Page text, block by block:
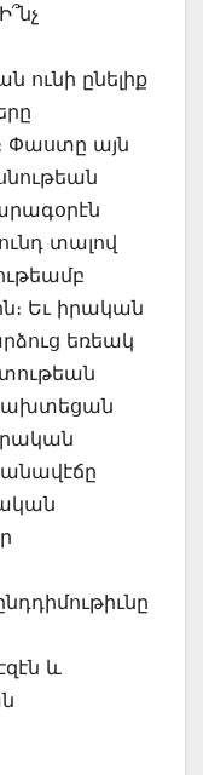
ունի ընելիք
Փաստը այն
տալով
Եւ իրական
եռեակ
խախտեցան
և